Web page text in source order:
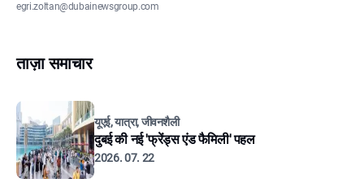
egri.zoltan@dubainewsgroup.com
ताज़ा समाचार
यूएई, यात्रा, जीवनशैली
दुबई की नई 'फ्रेंड्स एंड फैमिली' पहल
2026. 07. 22